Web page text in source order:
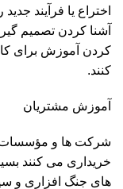
اختراع یا فرآیند
آشنا کردن تصمیم
کردن آموزش برای
کنند.
آموزش مشتریان
شرکت ها و مؤسسات
خریداری می کنند
های جنگ افزاری و